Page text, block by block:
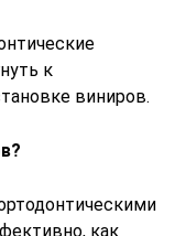
к
виниров.
как